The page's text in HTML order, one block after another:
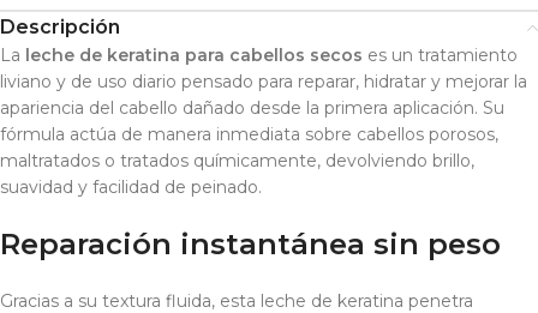
Descripción
La leche de keratina para cabellos secos es un tratamiento
liviano y de uso diario pensado para reparar, hidratar y mejorar la
apariencia del cabello dañado desde la primera aplicación. Su
fórmula actúa de manera inmediata sobre cabellos porosos,
maltratados o tratados químicamente, devolviendo brillo,
suavidad y facilidad de peinado.
Reparación instantánea sin peso
Gracias a su textura fluida, esta leche de keratina penetra